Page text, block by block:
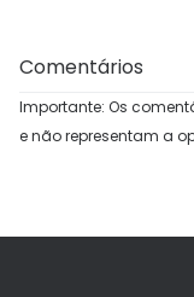
Comentários
Importante: Os
e não representam a